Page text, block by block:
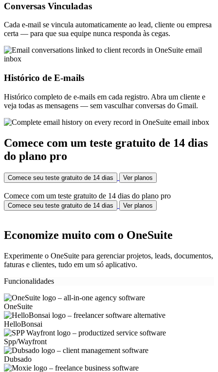
Conversas Vinculadas
Cada e-mail se vincula automaticamente ao lead, cliente ou empresa
certa — para que sua equipe nunca responda às cegas.
Histórico de E-mails
Histórico completo de e-mails em cada registro. Abra um cliente e
veja todas as mensagens — sem vasculhar conversas do Gmail.
Comece com um teste gratuito de 14 dias
do plano pro
Comece seu teste gratuito de 14 dias Ver planos
Comece com um teste gratuito de 14 dias do plano pro
Comece seu teste gratuito de 14 dias Ver planos
Economize muito com o OneSuite
Experimente o OneSuite para gerenciar projetos, leads, documentos,
faturas e clientes, tudo em um só aplicativo.
Funcionalidades
OneSuite
HelloBonsai
Spp/Wayfront
Dubsado